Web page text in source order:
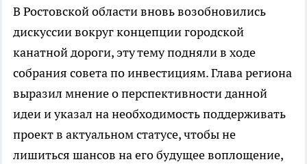
В Ростовской области вновь возобновились
дискуссии вокруг концепции городской
канатной дороги, эту тему подняли в ходе
собрания совета по инвестициям. Глава региона
выразил мнение о перспективности данной
идеи и указал на необходимость поддерживать
проект в актуальном статусе, чтобы не
лишиться шансов на его будущее воплощение,